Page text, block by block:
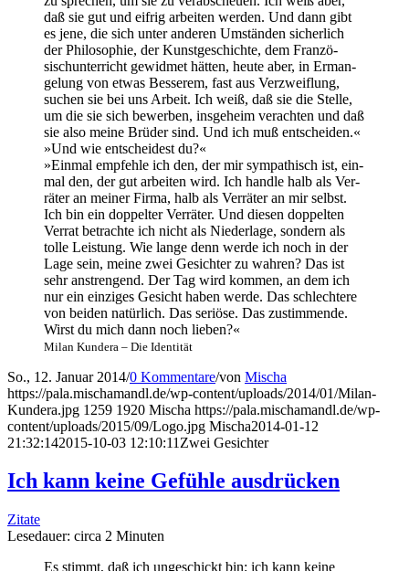
daß sie gut und eif­rig arbei­ten wer­den. Und dann gibt
es jene, die sich unter ande­ren Umstän­den sicher­lich
der Phi­lo­so­phie, der Kunst­ge­schich­te, dem Fran­zö­
sisch­un­ter­richt gewid­met hät­ten, heu­te aber, in Erman­
ge­lung von etwas Bes­se­rem, fast aus Ver­zweif­lung,
suchen sie bei uns Arbeit. Ich weiß, daß sie die Stel­le,
um die sie sich bewer­ben, ins­ge­heim ver­ach­ten und daß
sie also mei­ne Brü­der sind. Und ich muß entscheiden.«
»Und wie ent­schei­dest du?«
»Ein­mal emp­feh­le ich den, der mir sym­pa­thisch ist, ein­
mal den, der gut arbei­ten wird. Ich hand­le halb als Ver­
rä­ter an mei­ner Fir­ma, halb als Ver­rä­ter an mir selbst.
Ich bin ein dop­pel­ter Ver­rä­ter. Und die­sen dop­pel­ten
Ver­rat betrach­te ich nicht als Nie­der­la­ge, son­dern als
tol­le Leis­tung. Wie lan­ge denn wer­de ich noch in der
Lage sein, mei­ne zwei Gesich­ter zu wah­ren? Das ist
sehr anstren­gend. Der Tag wird kom­men, an dem ich
nur ein ein­zi­ges Gesicht haben wer­de. Das schlech­te­re
von bei­den natür­lich. Das seriö­se. Das zustim­men­de.
Wirst du mich dann noch lieben?«
Milan Kun­de­ra – Die Identität
So., 12. Januar 2014/0 Kommentare/von Mischa
https://pala.mischamandl.de/wp-content/uploads/2014/01/Milan-
Kundera.jpg 1259 1920 Mischa https://pala.mischamandl.de/wp-
content/uploads/2015/09/Logo.jpg Mischa2014-01-12
21:32:142015-10-03 12:10:11 Zwei Gesich­ter
Ich kann kei­ne Gefüh­le ausdrücken
Zitate
Lese­dau­er: cir­ca 2 Minu­ten
Es stimmt, daß ich unge­schickt bin; ich kann kei­ne